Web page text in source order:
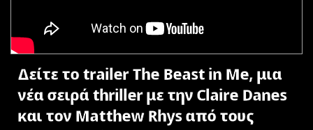
Δείτε το trailer The Beast in Me, μια
νέα σειρά thriller με την Claire Danes
και τον Matthew Rhys από τους